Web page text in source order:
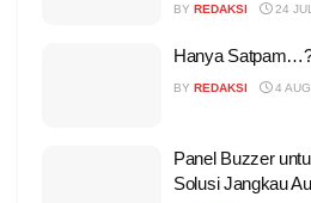
BY REDAKSI 24
Hanya
BY REDAKSI 4
Panel Buzzer
Solusi Jangkau